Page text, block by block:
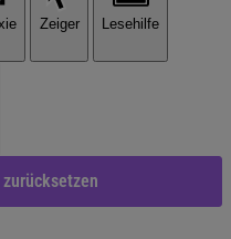
Zeiger Lesehilfe